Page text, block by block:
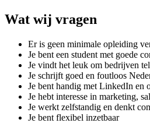
Wat wij vragen
Er is geen minimale opleiding
Je bent een student met goede
Je vindt het leuk om bedrijven
Je schrijft goed en foutloos
Je bent handig met LinkedIn en
Je hebt interesse in marketing,
Je werkt zelfstandig en denkt
Je bent flexibel inzetbaar